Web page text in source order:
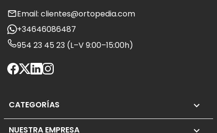
Email: clientes@ortopedia.com
+34646086487
954 23 45 23 (L–V 9:00–15:00h)
CATEGORÍAS 
NUESTRA EMPRESA 